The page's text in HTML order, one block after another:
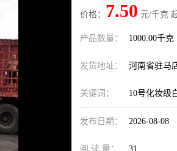
价格： 7.50 元/千克
产品数量： 1000.00千克
发货地址： 河南省驻马
关键词： 10号化妆级
发布日期： 2026-08-08
阅 读 量： 31